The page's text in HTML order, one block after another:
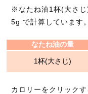
※なたね油1杯(大さ
5g で計算しています。
なたね油の量
1杯(大さじ)
カロリーをクリック